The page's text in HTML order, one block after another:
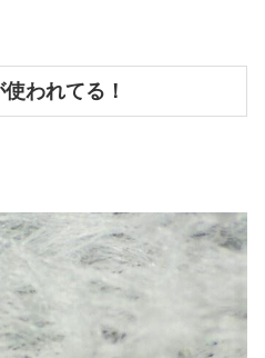
われてる！